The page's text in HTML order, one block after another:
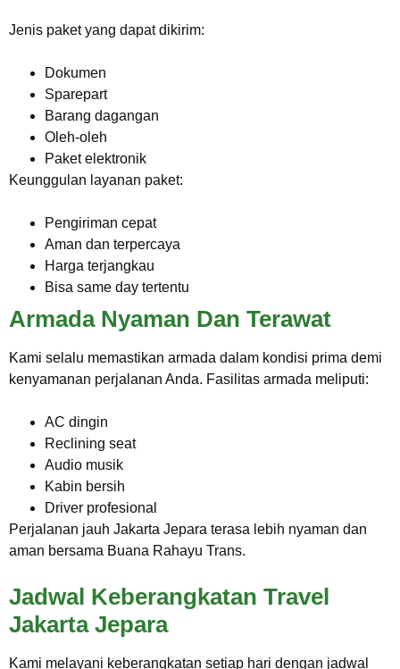
Jenis paket yang dapat dikirim:
Dokumen
Sparepart
Barang dagangan
Oleh-oleh
Paket elektronik
Keunggulan layanan paket:
Pengiriman cepat
Aman dan terpercaya
Harga terjangkau
Bisa same day tertentu
Armada Nyaman Dan Terawat
Kami selalu memastikan armada dalam kondisi prima demi
kenyamanan perjalanan Anda. Fasilitas armada meliputi:
AC dingin
Reclining seat
Audio musik
Kabin bersih
Driver profesional
Perjalanan jauh Jakarta Jepara terasa lebih nyaman dan
aman bersama Buana Rahayu Trans.
Jadwal Keberangkatan Travel
Jakarta Jepara
Kami melayani keberangkatan setiap hari dengan jadwal